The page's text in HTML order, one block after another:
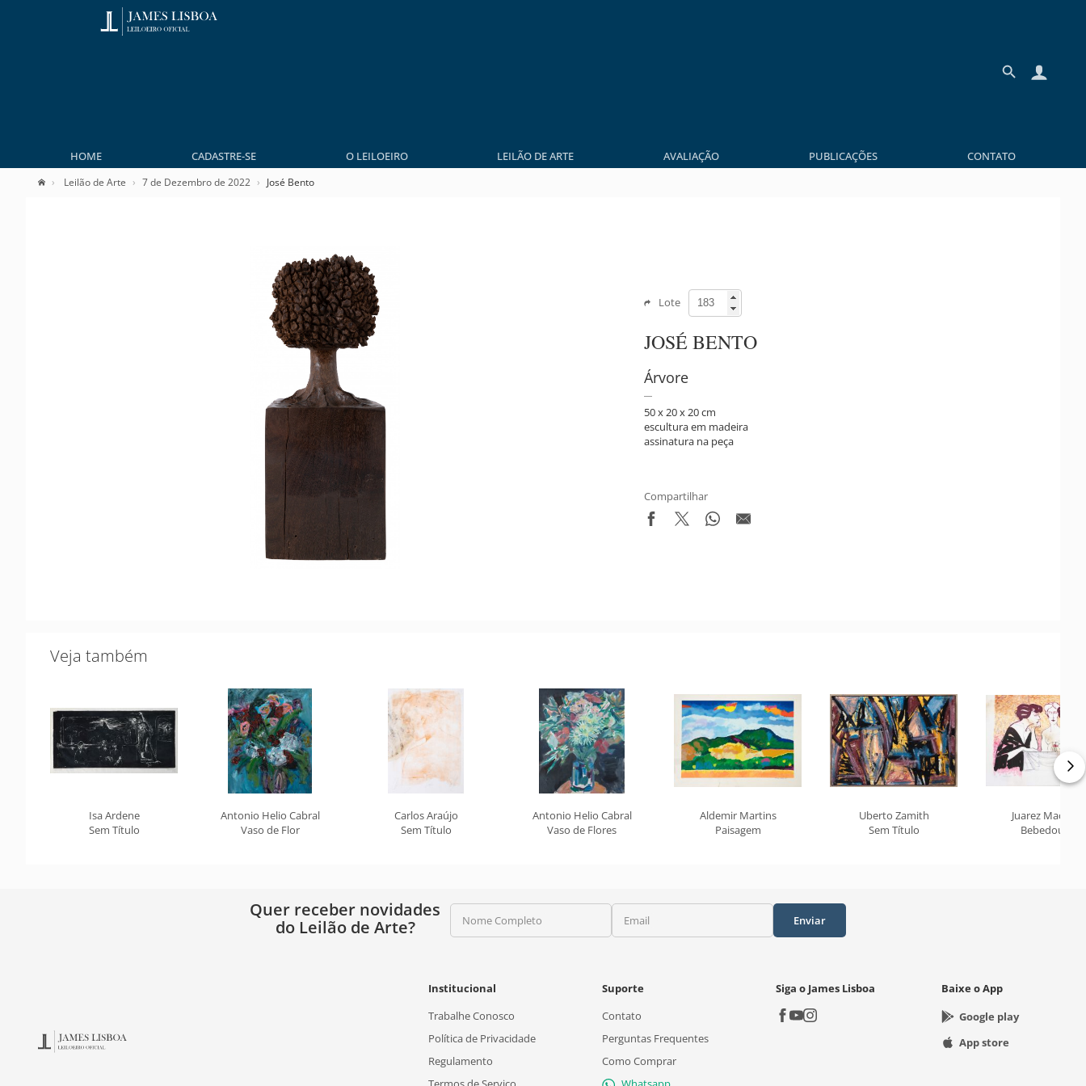
HOME CADASTRE-SE O LEILOEIRO LEILÃO DE ARTE AVALIAÇÃO PUBLICAÇÕES CONTATO
Leilão de Arte 7 de Dezembro de 2022 José Bento
Lote
JOSÉ BENTO
Árvore
50 x 20 x 20 cm
escultura em madeira
assinatura na peça
Compartilhar
Veja também
Isa Ardene
Sem Título
Antonio Helio Cabral
Vaso de Flor
Carlos Araújo
Sem Título
Antonio Helio Cabral
Vaso de Flores
Aldemir Martins
Paisagem
Uberto Zamith
Sem Título
Juarez
Bebedouras
Quer receber novidades
do Leilão de Arte?
Nome Completo Email Enviar
Institucional
Trabalhe Conosco
Política de Privacidade
Regulamento
Suporte
Contato
Perguntas Frequentes
Como Comprar
Siga o James Lisboa
Baixe o App
Google play
App store